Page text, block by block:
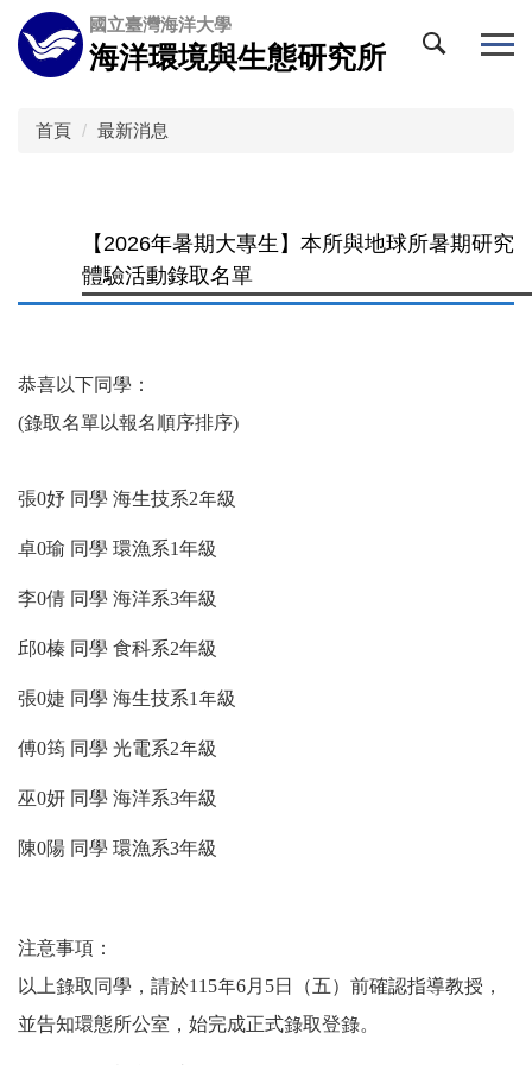
跳
到
主
國立臺灣海洋大學
海洋環境與生態研究所
首頁 最新消息
【2026年暑期大專生】本所與地球所暑期研究
體驗活動錄取名單
恭喜以下同學：
(錄取名單以報名順序排序)
張0妤 同學 海生技系2年級
卓0瑜 同學 環漁系1年級
李0倩 同學 海洋系3年級
邱0榛 同學 食科系2年級
張0婕 同學 海生技系1年級
傅0筠 同學 光電系2年級
巫0妍 同學 海洋系3年級
陳0陽 同學 環漁系3年級
注意事項：
以上錄取同學，請於115年6月5日（五）前確認指導教授，
並告知環態所公室，始完成正式錄取登錄。